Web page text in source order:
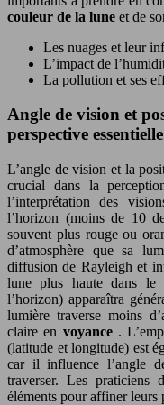
couleur de la lune et de
Les nuages et leur
L’impact de
La pollution et ses
Angle de vision et
perspective
L’angle de vision et la
crucial dans la
l’interprétation des
l’horizon (moins de 10
souvent plus rouge ou
d’atmosphère que sa
diffusion de Rayleigh et
lune plus haute dans le
l’horizon) apparaîtra
lumière traverse moins
claire en voyance .
(latitude et longitude) est
car il influence l’angle
traverser. Les
éléments pour affiner leurs